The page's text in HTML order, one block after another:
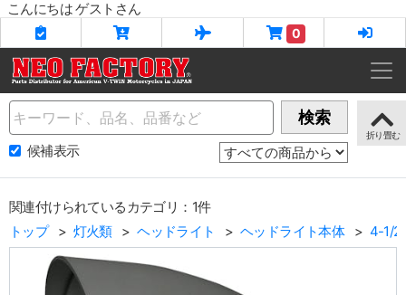
こんにちは ゲストさん
0
Name 検索
候補表示
関連付けられているカテゴリ：1件
トップ
灯火類 ヘッドライト ヘッドライト本体 4-1/